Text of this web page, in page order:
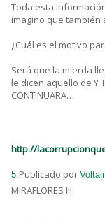
Toda esta
imagino que también
¿Cuál es el motivo
Será que la mierda
le dicen aquello de Y
CONTINUARA…
http://
5.Publicado por
MIRAFLORES III